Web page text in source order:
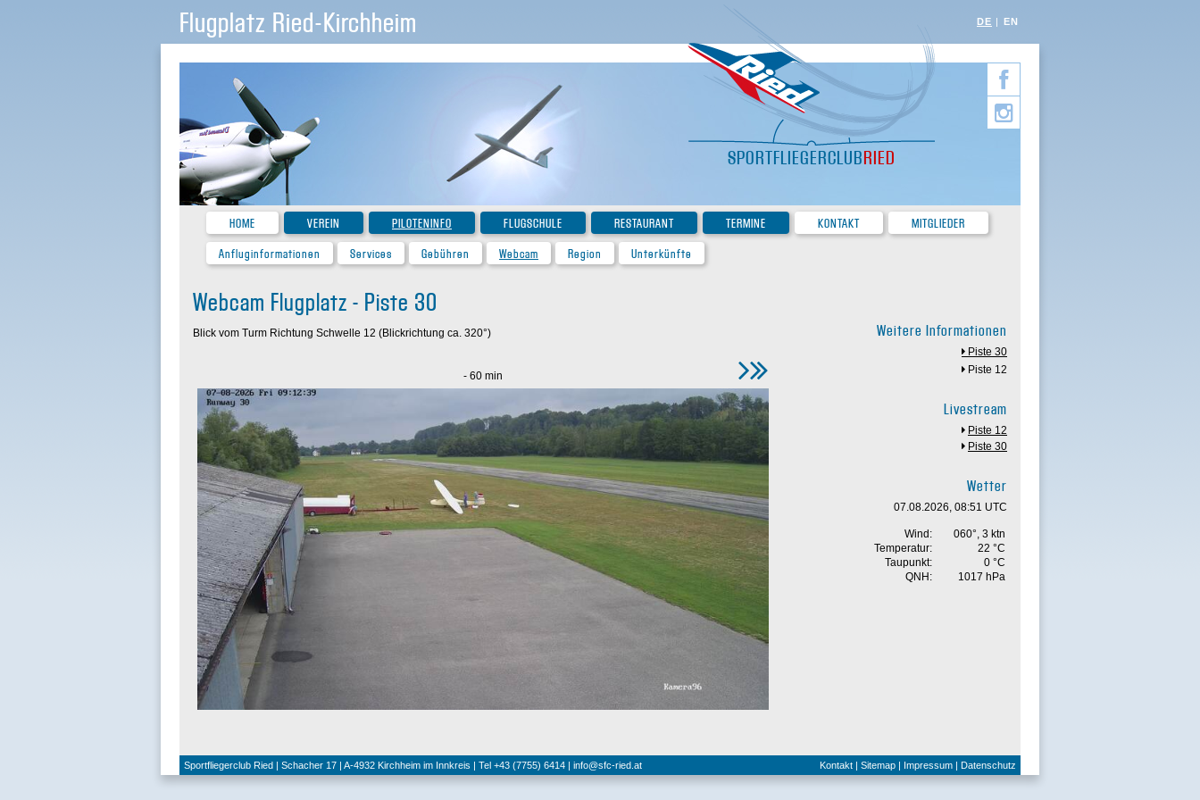
Flugplatz Ried-Kirchheim
SPORTFLIEGERCLUBRIED
DE EN
HOME VEREIN PILOTENINFO FLUGSCHULE RESTAURANT TERMINE KONTAKT
MITGLIEDER
Anfluginformationen
Services Gebühren Webcam Region Unterkünfte
Webcam Flugplatz - Piste 30
Blick vom Turm Richtung Schwelle 12 (Blickrichtung ca. 320°)
- 60 min
Weitere Informationen
Piste 30
Piste 12
Livestream
Piste 12
Piste 30
Wetter
07.08.2026, 08:51 UTC
Wind:
060°, 3 ktn
Temperatur:
22 °C
Taupunkt:
0 °C
QNH:
1017 hPa
Kontakt | Sitemap | Impressum | Datenschutz
Sportfliegerclub Ried | Schacher 17 | A-4932 Kirchheim im Innkreis | Tel +43 (7755) 6414 | info@sfc-ried.at